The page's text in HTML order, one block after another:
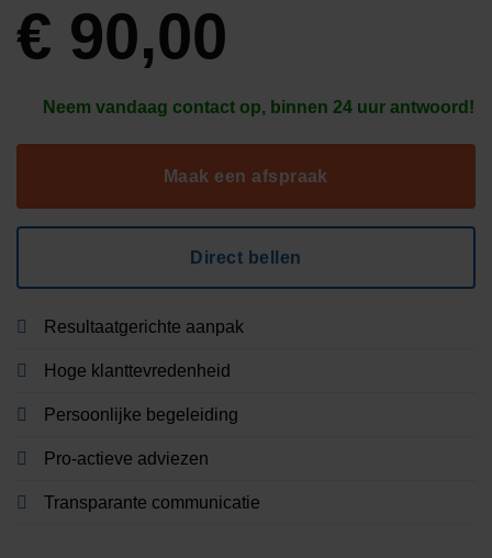
€ 90,00
Neem vandaag contact op, binnen 24 uur antwoord!
Maak een afspraak
Direct bellen
Resultaatgerichte aanpak
Hoge klanttevredenheid
Persoonlijke begeleiding
Pro-actieve adviezen
Transparante communicatie